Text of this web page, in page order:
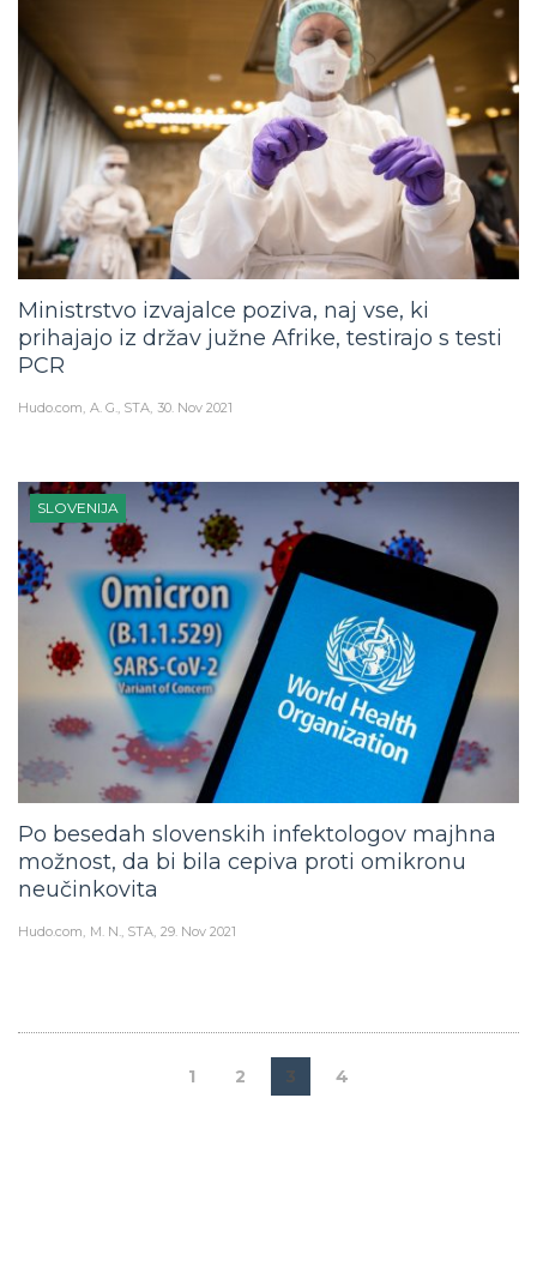
Ministrstvo izvajalce poziva, naj vse, ki
prihajajo iz držav južne Afrike, testirajo s testi
PCR
Hudo.com A. G., STA 30. Nov 2021
SLOVENIJA
Po besedah slovenskih infektologov majhna
možnost, da bi bila cepiva proti omikronu
neučinkovita
Hudo.com M. N., STA 29. Nov 2021
1 2 3 4